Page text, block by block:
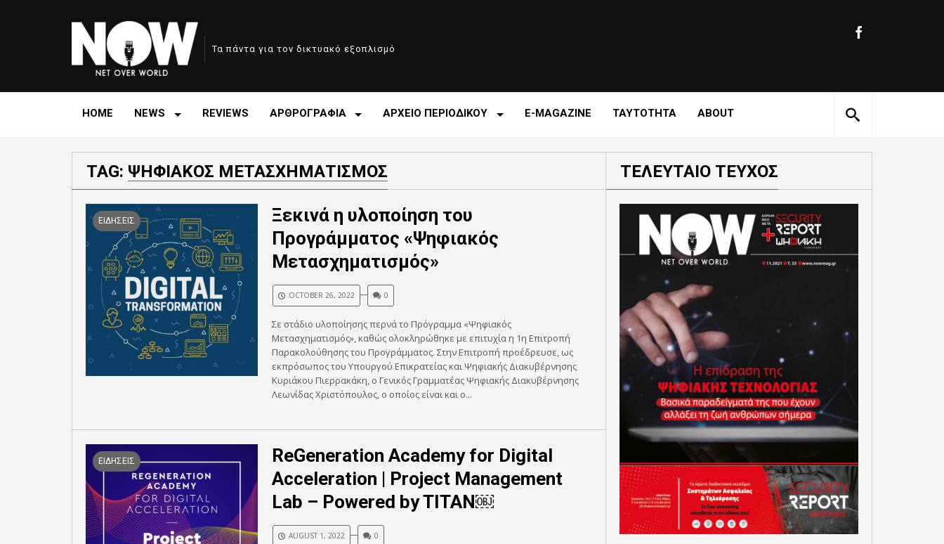
Τα πάντα για τον δικτυακό εξοπλισμό
HOME NEWS REVIEWS ΑΡΘΡΟΓΡΑΦΙΑ ΑΡΧΕΙΟ ΠΕΡΙΟΔΙΚΟΥ E-MAGAZINE ΤΑΥΤΟΤΗΤΑ ABOUT
TAG: ΨΗΦΙΑΚΟΣ ΜΕΤΑΣΧΗΜΑΤΙΣΜΟΣ
ΕΙΔΗΣΕΙΣ
Ξεκινά η υλοποίηση του
Προγράμματος «Ψηφιακός
Μετασχηματισμός»
OCTOBER 26, 2022 0
Σε στάδιο υλοποίησης περνά το Πρόγραμμα «Ψηφιακός
Μετασχηματισμός», καθώς ολοκληρώθηκε με επιτυχία η 1η Επιτροπή
Παρακολούθησης του Προγράμματος. Στην Επιτροπή προέδρευσε, ως
εκπρόσωπος του Υπουργού Επικρατείας και Ψηφιακής Διακυβέρνησης
Κυριάκου Πιερρακάκη, ο Γενικός Γραμματέας Ψηφιακής Διακυβέρνησης
Λεωνίδας Χριστόπουλος, ο οποίος είναι και ο...
ΕΙΔΗΣΕΙΣ
ReGeneration Academy for Digital
Acceleration | Project Management
Lab – Powered by TITAN￼
AUGUST 1, 2022 0
ΤΕΛΕΥΤΑΙΟ ΤΕΥΧΟΣ